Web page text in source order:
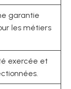
garantie
les métiers
exercée et